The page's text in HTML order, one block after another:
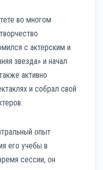
во многом
с актерским и
звезда» и начал
активно
и собрал свой
опыт
его учебы в
сессии, он